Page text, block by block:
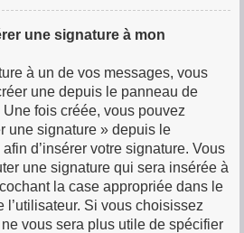
une signature à mon
à un de vos messages, vous
une depuis le panneau de
fois créée, vous pouvez
une signature » depuis le
d’insérer votre signature. Vous
une signature qui sera insérée à
la case appropriée dans le
l’utilisateur. Si vous choisissez
vous sera plus utile de spécifier